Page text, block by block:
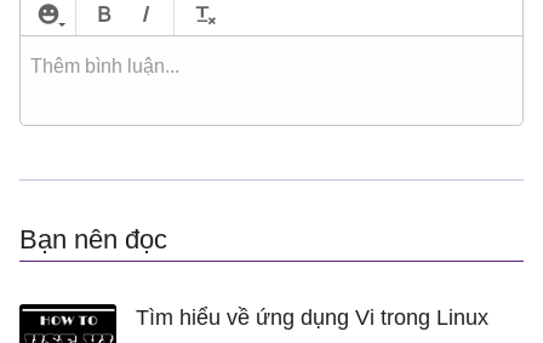
Bạn nên đọc
Tìm hiểu về ứng dụng Vi trong Linux